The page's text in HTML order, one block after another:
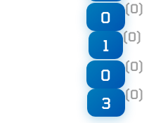
0 (0)
1 (0)
0 (0)
3 (0)